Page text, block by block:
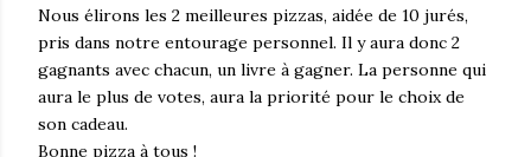
Nous élirons les 2 meilleures pizzas, aidée de 10 jurés,
pris dans notre entourage personnel. Il y aura donc 2
gagnants avec chacun, un livre à gagner. La personne qui
aura le plus de votes, aura la priorité pour le choix de
son cadeau.
Bonne pizza à tous !